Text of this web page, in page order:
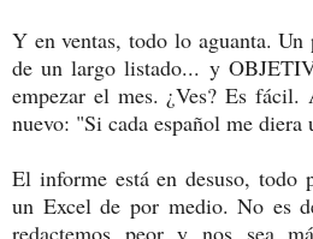
Y en ventas, todo lo aguanta.
de un largo listado... y
empezar el mes. ¿Ves? Es
nuevo: "Si cada español me diera
El informe está en desuso, todo
un Excel de por medio. No es
redactemos peor y nos sea